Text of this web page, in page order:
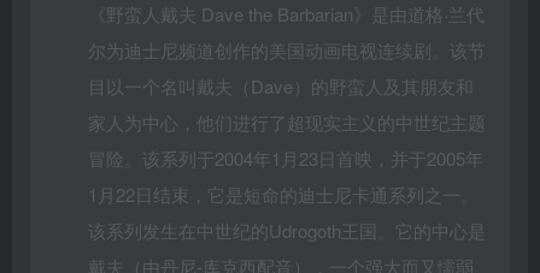
《野蛮人戴夫 Dave the Barbarian》是由道格·兰代
尔为迪士尼频道创作的美国动画电视连续剧。该节
目以一个名叫戴夫（Dave）的野蛮人及其朋友和
家人为中心，他们进行了超现实主义的中世纪主题
冒险。该系列于2004年1月23日首映，并于2005年
1月22日结束，它是短命的迪士尼卡通系列之一。
该系列发生在中世纪的Udrogoth王国。它的中心是
戴夫（由丹尼-库克西配音），一个强大而又懦弱